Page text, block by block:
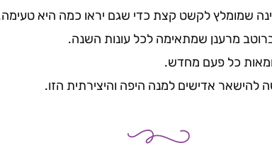
שמומלץ לקשט קצת כדי שגם יראו כמה היא
מרענן שמתאימה לכל עונות השנה.
כל פעם מחדש.
להישאר אדישים למנה היפה והיצירתית הזו.